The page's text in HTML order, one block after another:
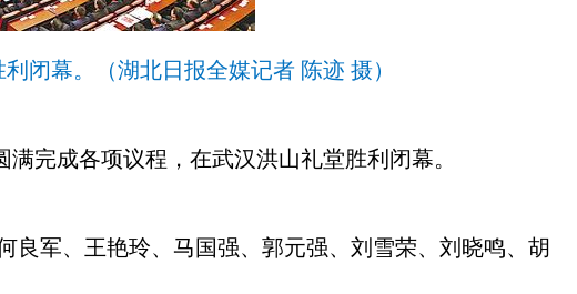
闭幕。（湖北日报全媒记者 陈迹 摄）
完成各项议程，在武汉洪山礼堂胜利闭幕。
军、王艳玲、马国强、郭元强、刘雪荣、刘晓鸣、胡